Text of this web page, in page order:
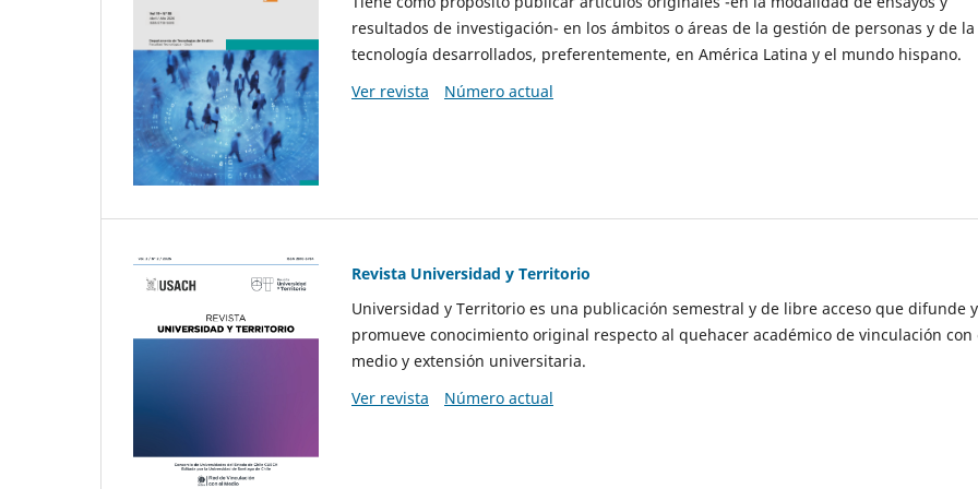
resultados de investigación- en los ámbitos o áreas de la gestión de personas y de la
tecnología desarrollados, preferentemente, en América Latina y el mundo hispano.
Ver revista
Número actual
Revista Universidad y Territorio
Universidad y Territorio es una publicación semestral y de libre acceso que difunde y
promueve conocimiento original respecto al quehacer académico de vinculación con
medio y extensión universitaria.
Ver revista
Número actual